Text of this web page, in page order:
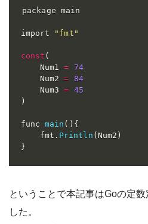
package main
import "fmt"
const (
    Num1
= 74
    Num2
= 84
    Num3
= 45
)
func main ( ) {
	fmt
. Println ( Num2 )
}
ということで本記事はGoの定
した。